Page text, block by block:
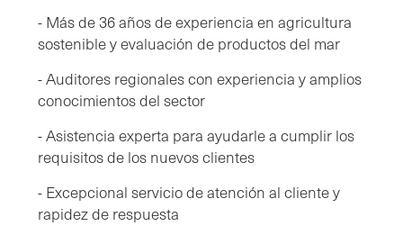
- Más de 36 años de experiencia en agricultura
sostenible y evaluación de productos del mar
- Auditores regionales con experiencia y amplios
conocimientos del sector
- Asistencia experta para ayudarle a cumplir los
requisitos de los nuevos clientes
- Excepcional servicio de atención al cliente y
rapidez de respuesta